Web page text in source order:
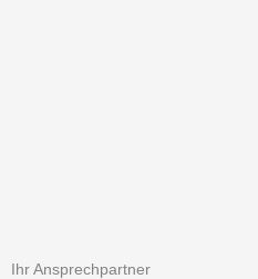
Ihr Ansprechpartner